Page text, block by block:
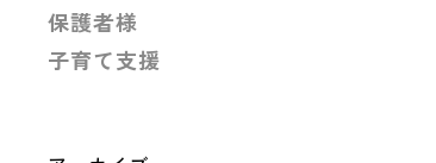
保護者様
子育て支援